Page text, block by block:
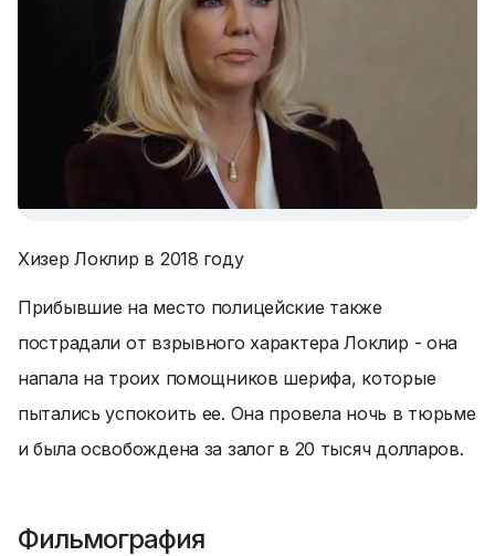
Хизер Локлир в 2018 году
Прибывшие на место полицейские также
пострадали от взрывного характера Локлир - она
напала на троих помощников шерифа, которые
пытались успокоить ее. Она провела ночь в тюрьме
и была освобождена за залог в 20 тысяч долларов.
Фильмография